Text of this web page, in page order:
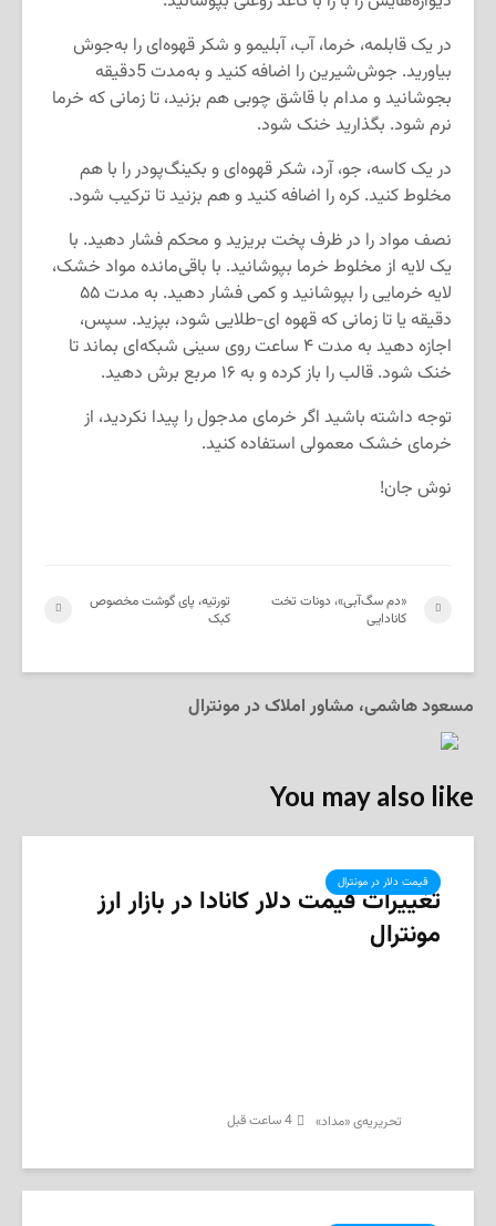
در یک قابلمه، خرما، آب، آبلیمو و شکر قهوه‌ای را به‌جوش
بیاورید. جوش‌شیرین را اضافه کنید و به‌مدت 5دقیقه
بجوشانید و مدام با قاشق چوبی هم بزنید، تا زمانی که خرما
نرم شود. بگذارید خنک شود.
در یک کاسه، جو، آرد، شکر قهوه‌ای و بکینگ‌پودر را با هم
مخلوط کنید. کره را اضافه کنید و هم بزنید تا ترکیب شود.
نصف مواد را در ظرف پخت بریزید و محکم فشار دهید. با
یک لایه از مخلوط خرما بپوشانید. با باقی‌مانده مواد خشک،
لایه خرمایی را بپوشانید و کمی فشار دهید. به‌ مدت ۵۵
دقیقه یا تا زمانی که قهوه ای-طلایی شود، بپزید. سپس،
اجازه دهید به مدت ۴ ساعت روی سینی شبکه‌ای بماند تا
خنک شود. قالب را باز کرده و به ۱۶ مربع برش دهید.
توجه داشته باشید اگر خرمای مدجول را پیدا نکردید، از
خرمای خشک معمولی استفاده کنید.
نوش جان!
تورتیه، پای گوشت مخصوص
کبک
«دم سگ‌آبی»، دونات تخت
کانادایی‌
مسعود هاشمی، مشاور املاک در مونترال
You may also like
قیمت دلار در مونترال
تغییرات قیمت دلار کانادا در بازار ارز
مونترال
تحریریه‌ی «مداد» 4 ساعت قبل